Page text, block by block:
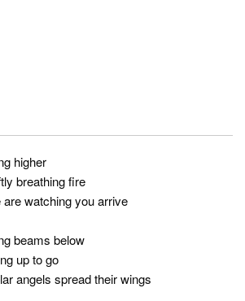
higher
breathing fire
watching you arrive
beams below
up to go
angels spread their wings